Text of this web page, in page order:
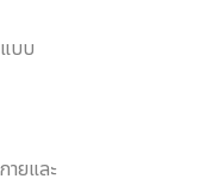
บบ
ายและ